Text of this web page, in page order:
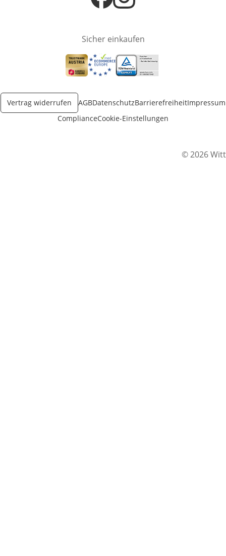
Öffnet in neuem Fenster
Öffnet in neuem Fenster
Sicher einkaufen
Öffnet in neuem Fenster
Öffnet in neuem Fenster
Öffnet in neuem Fenster
Vertrag widerrufen AGBDatenschutzBarrierefreiheitImpressum
ComplianceCookie-Einstellungen
© 2026 Witt